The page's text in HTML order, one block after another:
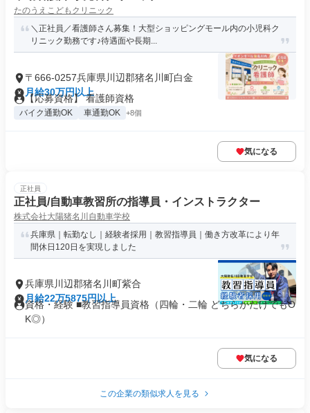
たのうえこどもクリニック
＼正社員／看護師さん募集！大型ショッピングモール内の小児科ク
リニック勤務です♪待遇面や長期...
〒666-0257兵庫県川辺郡猪名川町白金
月給30万円以上
【応募資格】 看護師資格
バイク通勤OK 車通勤OK +8個
気になる
正社員
正社員/自動車教習所の指導員・インストラクター
株式会社大陽猪名川自動車学校
兵庫県｜転勤なし｜経験者採用｜教習指導員｜働き方改革により年
間休日120日を実現しました
兵庫県川辺郡猪名川町紫合
月給22万5875円以上
資格・経験 ■教習指導員資格（四輪・二輪 どちらかだけでもO
K◎）
気になる
この企業の類似求人を見る